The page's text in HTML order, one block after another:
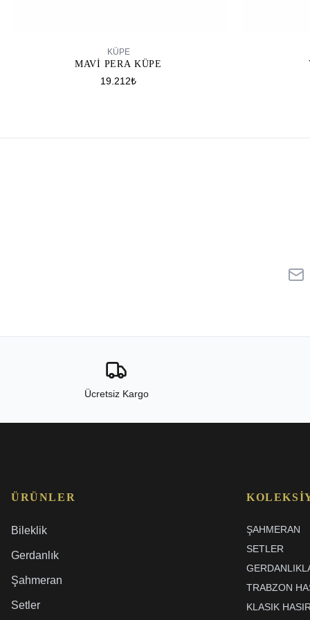
KÜPE
MAVI PERA KÜPE
19.212₺
Ücretsiz Kargo
ÜRÜNLER
Bileklik
Gerdanlık
Şahmeran
Setler
ŞAHMERAN
SETLER
TRABZON
KLASIK